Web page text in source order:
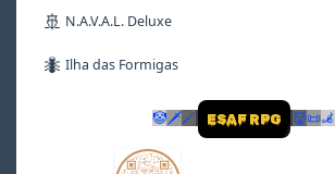
🚢 N.A.V.A.L. Deluxe
🐜 Ilha das Formigas
🤡 🗡🪄 ESAF RPG 👹📜🦼